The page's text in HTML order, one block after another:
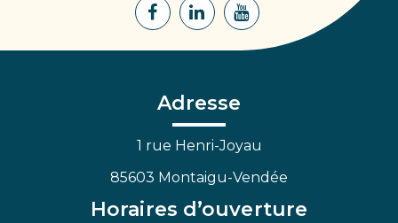
Lien
Facebook
Lien
Linkedin
Lien
Adresse
1 rue Henri-Joyau
85603 Montaigu-Vendée
Horaires d’ouverture